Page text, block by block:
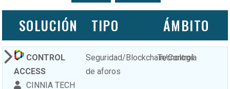
SOLUCIÓN TIPO ÁMBITO
CONTROL
ACCESS
CINNIA TECH
Seguridad/Blockchain/Control
de aforos
Tecnología